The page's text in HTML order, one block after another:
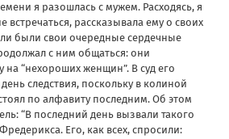
я разошлась с мужем. Расходясь, я
встречаться, рассказывала ему о своих
были свои очередные сердечные
с ним общаться: они
на “нехороших женщин”. В суд его
следствия, поскольку в колиной
по алфавиту последним. Об этом
“В последний день вызвали такого
Его, как всех, спросили: